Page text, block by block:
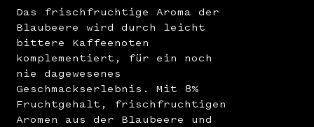
Das frischfruchtige Aroma der
Blaubeere wird durch leicht
bittere Kaffeenoten
komplementiert, für ein noch
nie dagewesenes
Geschmackserlebnis. Mit 8%
Fruchtgehalt, frischfruchtigen
Aromen aus der Blaubeere und